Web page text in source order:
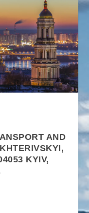
AND
KYIV,